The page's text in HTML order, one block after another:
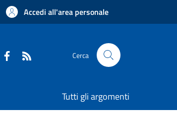
Accedi all'area personale
Cerca
Tutti gli argomenti